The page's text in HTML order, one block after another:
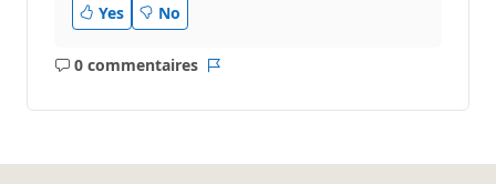
Yes
No
0 commentaires
Aucun